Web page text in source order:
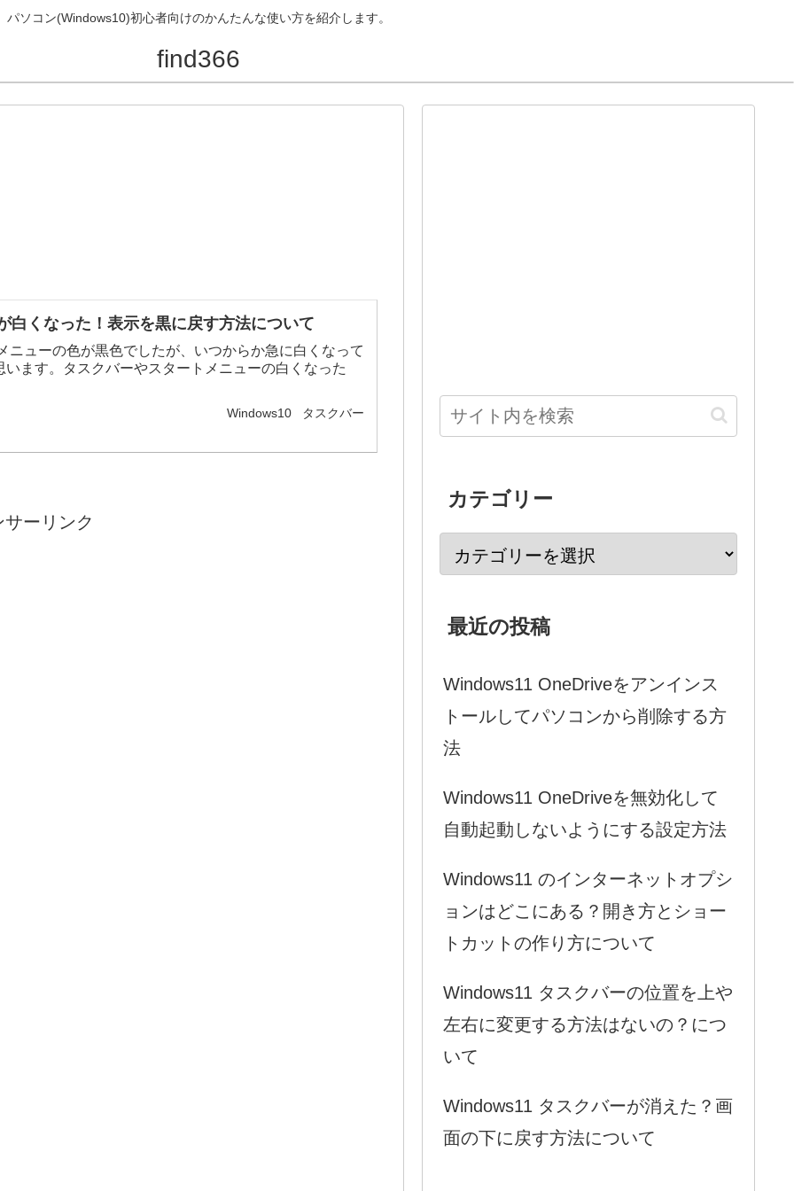
パソコン(Windows10)初心者向けのかんたんな使い方を紹介します。
find366
くなった！表示を黒に戻す方法について
ューの色が黒色でしたが、いつからか急に白くなって
ます。タスクバーやスタートメニューの白くなった
Windows10 タスクバー
サーリンク
カテゴリー
最近の投稿
Windows11 OneDriveをアンインス
トールしてパソコンから削除する方
法
Windows11 OneDriveを無効化して
自動起動しないようにする設定方法
Windows11 のインターネットオプシ
ョンはどこにある？開き方とショー
トカットの作り方について
Windows11 タスクバーの位置を上や
左右に変更する方法はないの？につ
いて
Windows11 タスクバーが消えた？画
面の下に戻す方法について